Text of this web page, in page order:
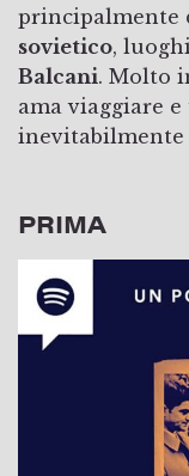
principalmente
sovietico,
Balcani. Molto
ama viaggiare
inevitabilmente
PRIMA